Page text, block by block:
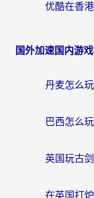
国外加速国内游戏